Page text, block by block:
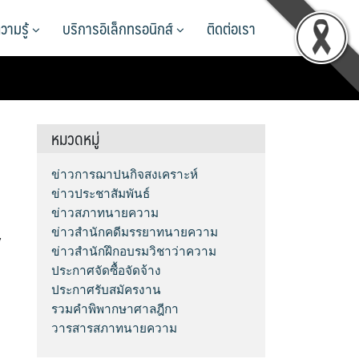
ามรู้ บริการอิเล็กทรอนิกส์ ติดต่อเรา
หมวดหมู่
ข่าวการฌาปนกิจสงเคราะห์
ข่าวประชาสัมพันธ์
ข่าวสภาทนายความ
ข่าวสำนักคดีมรรยาทนายความ
ข่าวสำนักฝึกอบรมวิชาว่าความ
ประกาศจัดซื้อจัดจ้าง
ประกาศรับสมัครงาน
รวมคำพิพากษาศาลฎีกา
วารสารสภาทนายความ